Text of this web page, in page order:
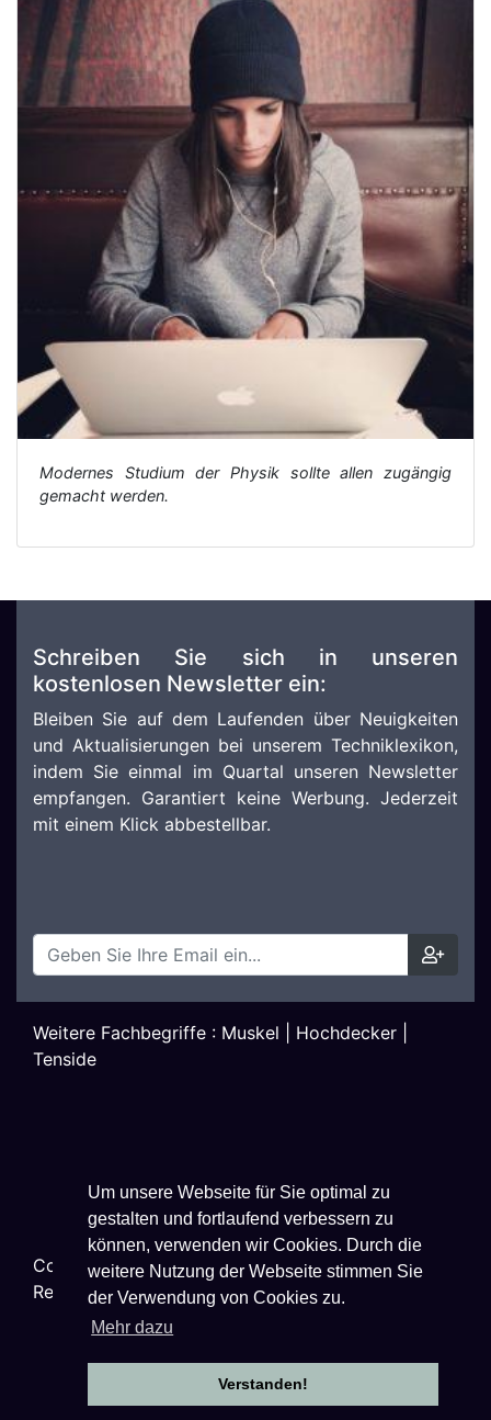
Um unsere Webseite für Sie optimal zu
gestalten und fortlaufend verbessern zu
können, verwenden wir Cookies. Durch die
weitere Nutzung der Webseite stimmen Sie
der Verwendung von Cookies zu.
Mehr dazu
Verstanden!
Modernes Studium der Physik sollte allen zugängig
gemacht werden.
Schreiben Sie sich in unseren
kostenlosen Newsletter ein:
Bleiben Sie auf dem Laufenden über Neuigkeiten
und Aktualisierungen bei unserem Techniklexikon,
indem Sie einmal im Quartal unseren Newsletter
empfangen. Garantiert keine Werbung. Jederzeit
mit einem Klick abbestellbar.
Weitere Fachbegriffe : Muskel Hochdecker
Tenside
Copyright © 2026Techniklexikon.net - All Rights
Reserved.
Datenschutzhinweise